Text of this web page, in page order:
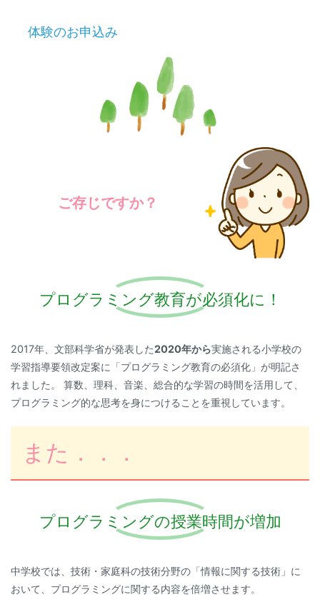
体験のお申込み
ご存じですか？
プログラミング教育が必須化に！
2017年、文部科学省が発表した2020年から実施される小学校の
学習指導要領改定案に「プログラミング教育の必須化」が明記さ
れました。 算数、理科、音楽、総合的な学習の時間を活用して、
プログラミング的な思考を身につけることを重視しています。
また．．．
プログラミングの授業時間が増加
中学校では、技術・家庭科の技術分野の「情報に関する技術」に
おいて、プログラミングに関する内容を倍増させます。